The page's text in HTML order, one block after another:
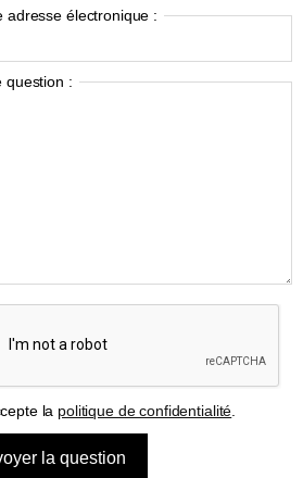
adresse électronique :
question :
la politique de confidentialité